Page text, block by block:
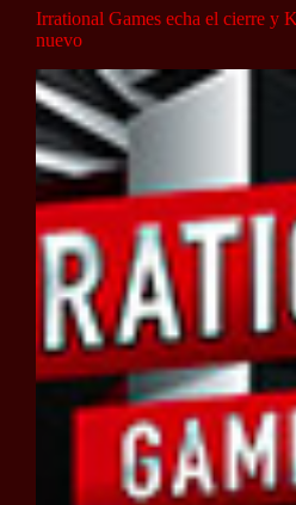
Irrational Games echa el cierre y
nuevo